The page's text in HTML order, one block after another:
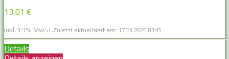
13,01 €
inkl. 19% MwSt.Zuletzt aktualisiert am: 17.04.2026 03:45
Details